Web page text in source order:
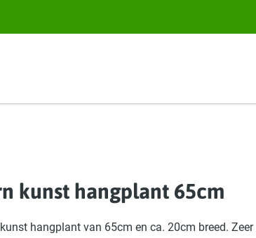
kunst hangplant 65cm
hangplant van 65cm en ca. 20cm breed.